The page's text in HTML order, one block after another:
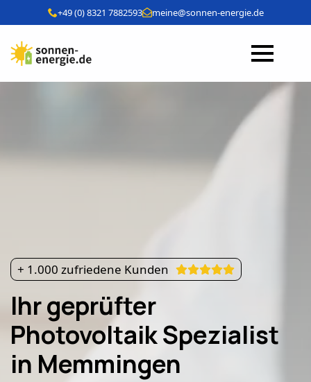
+49 (0) 8321 7882593 meine@sonnen-energie.de
+ 1.000 zufriedene Kunden
Ihr geprüfter
Photovoltaik Spezialist
in Memmingen